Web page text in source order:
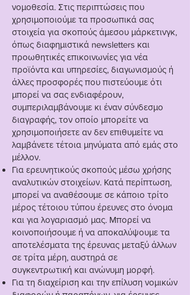
νομοθεσία. Στις περιπτώσεις που
χρησιμοποιούμε τα προσωπικά σας
στοιχεία για σκοπούς άμεσου μάρκετινγκ,
όπως διαφημιστικά newsletters και
προωθητικές επικοινωνίες για νέα
προϊόντα και υπηρεσίες, διαγωνισμούς ή
άλλες προσφορές που πιστεύουμε ότι
μπορεί να σας ενδιαφέρουν,
συμπεριλαμβάνουμε κι έναν σύνδεσμο
διαγραφής, τον οποίο μπορείτε να
χρησιμοποιήσετε αν δεν επιθυμείτε να
λαμβάνετε τέτοια μηνύματα από εμάς στο
μέλλον.
Για ερευνητικούς σκοπούς μέσω χρήσης
αναλυτικών στοιχείων. Κατά περίπτωση,
μπορεί να αναθέσουμε σε κάποιο τρίτο
μέρος τέτοιου τύπου έρευνες στο όνομα
και για λογαριασμό μας. Μπορεί να
κοινοποιήσουμε ή να αποκαλύψουμε τα
αποτελέσματα της έρευνας μεταξύ άλλων
σε τρίτα μέρη, αυστηρά σε
συγκεντρωτική και ανώνυμη μορφή.
Για τη διαχείριση και την επίλυση νομικών